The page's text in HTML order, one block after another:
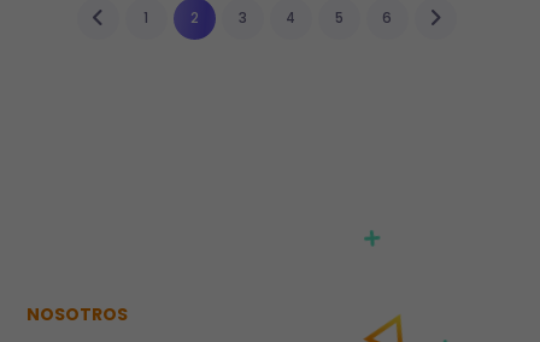
1 2 3 4 5 6
NOSOTROS